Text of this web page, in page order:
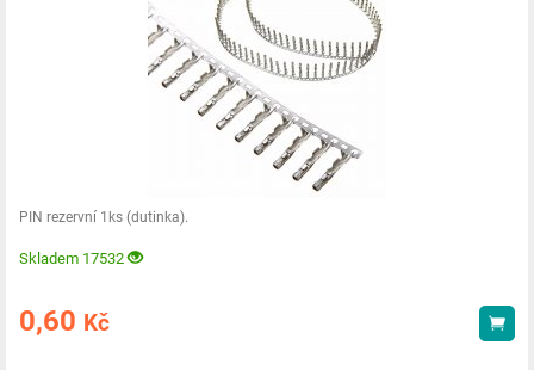
PIN rezervní 1ks (dutinka).
Skladem 17532
0,60 Kč